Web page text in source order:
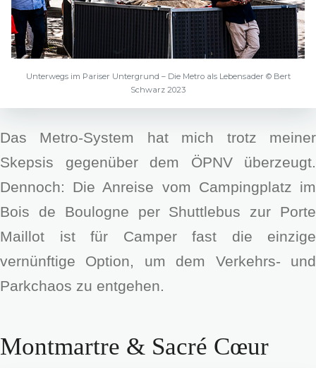
Unterwegs im Pariser Untergrund – Die Metro als Lebensader © Bert
Schwarz 2023
Das Metro-System hat mich trotz meiner
Skepsis gegenüber dem ÖPNV überzeugt.
Dennoch: Die Anreise vom Campingplatz im
Bois de Boulogne per Shuttlebus zur Porte
Maillot ist für Camper fast die einzige
vernünftige Option, um dem Verkehrs- und
Parkchaos zu entgehen.
Montmartre & Sacré Cœur